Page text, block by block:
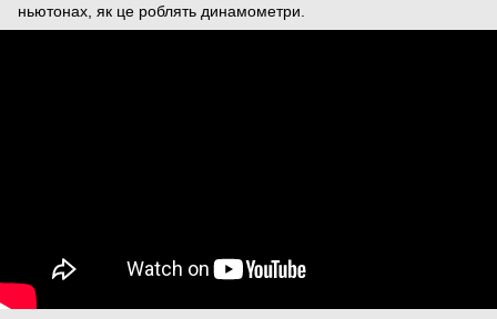
ньютонах, як це роблять динамометри.